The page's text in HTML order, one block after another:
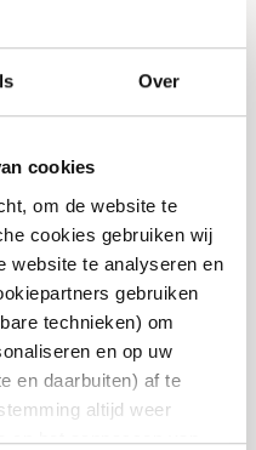
Over
cookies
om de website te
cookies gebruiken wij
website te analyseren en
gebruiken
technieken) om
en op uw
en daarbuiten) af te
altijd weer
en het aanpassen van
Soapstone – Big